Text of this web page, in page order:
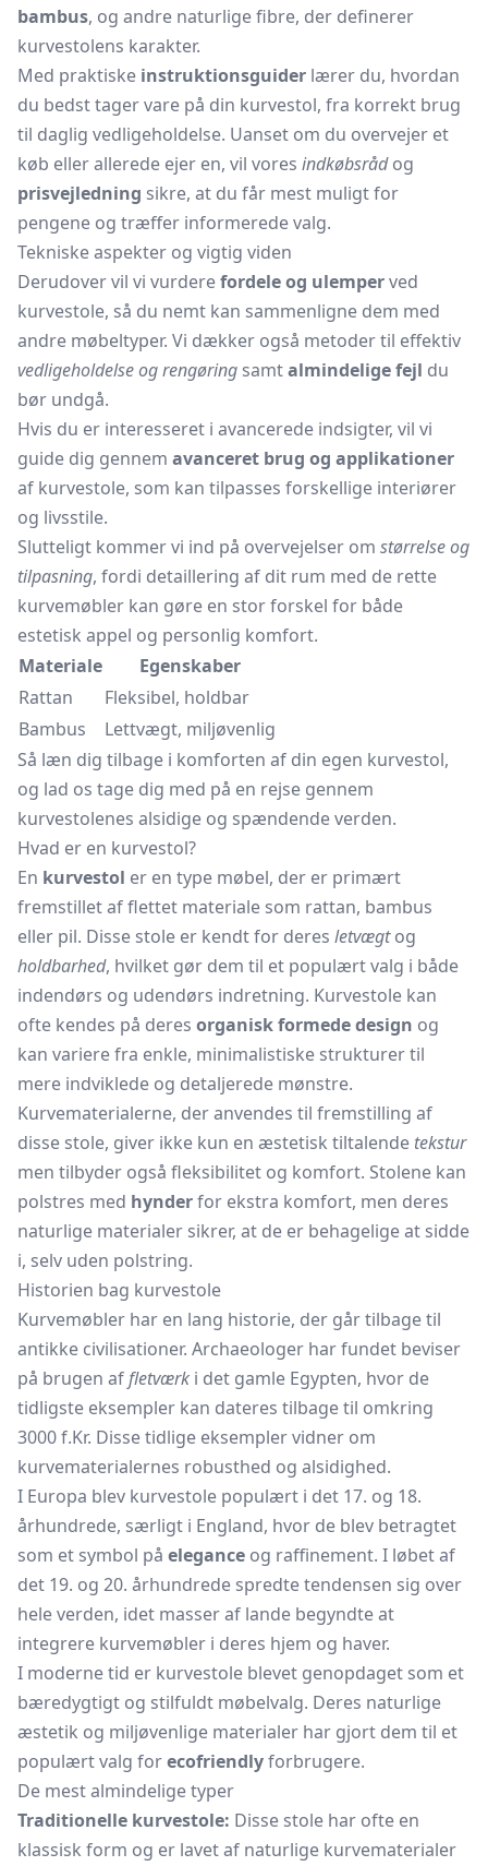
bambus, og andre naturlige fibre, der definerer
kurvestolens karakter.
Med praktiske instruktionsguider lærer du, hvordan
du bedst tager vare på din kurvestol, fra korrekt brug
til daglig vedligeholdelse. Uanset om du overvejer et
køb eller allerede ejer en, vil vores indkøbsrådog
prisvejledning sikre, at du får mest muligt for
pengene og træffer informerede valg.
Tekniske aspekter og vigtig viden
Derudover vil vi vurderefordele og ulemperved
kurvestole, så du nemt kan sammenligne dem med
andre møbeltyper. Vi dækker også metoder til effektiv
vedligeholdelse og rengøring samtalmindelige fejl du
bør undgå.
Hvis du er interesseret i avancerede indsigter, vil vi
guide dig gennem avanceret brug og applikationer
af kurvestole, som kan tilpasses forskellige interiører
og livsstile.
Slutteligt kommer vi ind på overvejelser om størrelse og
tilpasning, fordi detaillering af dit rum med de rette
kurvemøbler kan gøre en stor forskel for både
estetisk appel og personlig komfort.
Materiale
Egenskaber
Rattan
Fleksibel, holdbar
Bambus
Lettvægt, miljøvenlig
Så læn dig tilbage i komforten af din egen kurvestol,
og lad os tage dig med på en rejse gennem
kurvestolenes alsidige og spændende verden.
Hvad er en kurvestol?
En kurvestol er en type møbel, der er primært
fremstillet af flettet materiale som rattan, bambus
eller pil. Disse stole er kendt for deres letvægtog
holdbarhed, hvilket gør dem til et populært valg i både
indendørs og udendørs indretning. Kurvestole kan
ofte kendes på deres organisk formede design og
kan variere fra enkle, minimalistiske strukturer til
mere indviklede og detaljerede mønstre.
Kurvematerialerne, der anvendes til fremstilling af
disse stole, giver ikke kun en æstetisk tiltalende tekstur
men tilbyder også fleksibilitet og komfort. Stolene kan
polstres med hynderfor ekstra komfort, men deres
naturlige materialer sikrer, at de er behagelige at sidde
i, selv uden polstring.
Historien bag kurvestole
Kurvemøbler har en lang historie, der går tilbage til
antikke civilisationer. Archaeologer har fundet beviser
på brugen affletværk i det gamle Egypten, hvor de
tidligste eksempler kan dateres tilbage til omkring
3000 f.Kr. Disse tidlige eksempler vidner om
kurvematerialernes robusthed og alsidighed.
I Europa blev kurvestole populært i det 17. og 18.
århundrede, særligt i England, hvor de blev betragtet
som et symbol på elegance og raffinement. I løbet af
det 19. og 20. århundrede spredte tendensen sig over
hele verden, idet masser af lande begyndte at
integrere kurvemøbler i deres hjem og haver.
I moderne tid er kurvestole blevet genopdaget som et
bæredygtigt og stilfuldt møbelvalg. Deres naturlige
æstetik og miljøvenlige materialer har gjort dem til et
populært valg forecofriendlyforbrugere.
De mest almindelige typer
Traditionelle kurvestole: Disse stole har ofte en
klassisk form og er lavet af naturlige kurvematerialer